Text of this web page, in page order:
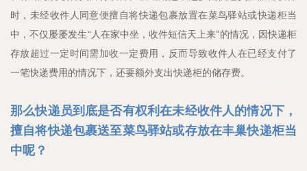
时，未经收件人同意便擅自将快递包裹放置在菜鸟驿站或快递柜当
中，不仅屡屡发生“人在家中坐，收件短信天上来”的情况，因快递柜
存放超过一定时间需加收一定费用，反而导致收件人在已经支付了
一笔快递费用的情况下，还要额外支出快递柜的储存费。
那么快递员到底是否有权利在未经收件人的情况下，
擅自将快递包裹送至菜鸟驿站或存放在丰巢快递柜当
中呢？